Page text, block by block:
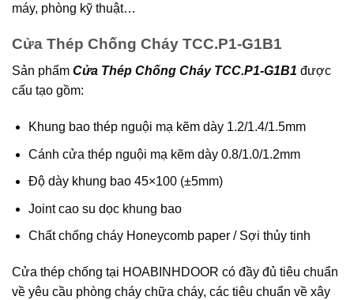
máy, phòng kỹ thuật…
Cửa Thép Chống Cháy TCC.P1-G1B1
Sản phẩm Cửa Thép Chống Cháy TCC.P1-G1B1 được
cấu tạo gồm:
Khung bao thép nguội mạ kẽm dày 1.2/1.4/1.5mm
Cánh cửa thép nguội mạ kẽm dày 0.8/1.0/1.2mm
Độ dày khung bao 45×100 (±5mm)
Joint cao su dọc khung bao
Chất chống cháy Honeycomb paper / Sợi thủy tinh
Cửa thép chống tại HOABINHDOOR có đầy đủ tiêu chuẩn
về yêu cầu phòng cháy chữa cháy, các tiêu chuẩn về xây